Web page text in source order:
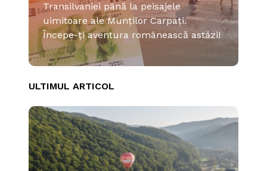
Transilvaniei până la peisajele
uimitoare ale Munților Carpați.
Începe-ți aventura românească astăzi!
ULTIMUL ARTICOL